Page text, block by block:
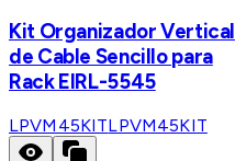
Kit Organizador Vertical
de Cable Sencillo para
Rack EIRL-5545
LPVM45KITLPVM45KIT